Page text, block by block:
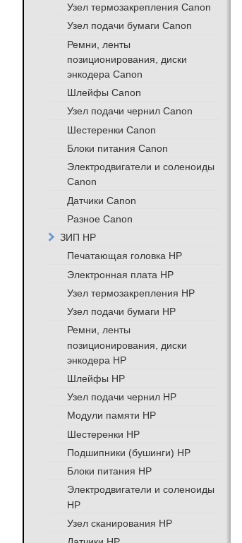
Узел термозакрепления Canon
Узел подачи бумаги Canon
Ремни, ленты
позиционирования, диски
энкодера Canon
Шлейфы Canon
Узел подачи чернил Canon
Шестеренки Canon
Блоки питания Canon
Электродвигатели и соленоиды
Canon
Датчики Canon
Разное Canon
ЗИП HP
Печатающая головка HP
Электронная плата HP
Узел термозакрепления HP
Узел подачи бумаги HP
Ремни, ленты
позиционирования, диски
энкодера HP
Шлейфы HP
Узел подачи чернил HP
Модули памяти HP
Шестеренки HP
Подшипники (бушинги) HP
Блоки питания HP
Электродвигатели и соленоиды
HP
Узел сканирования HP